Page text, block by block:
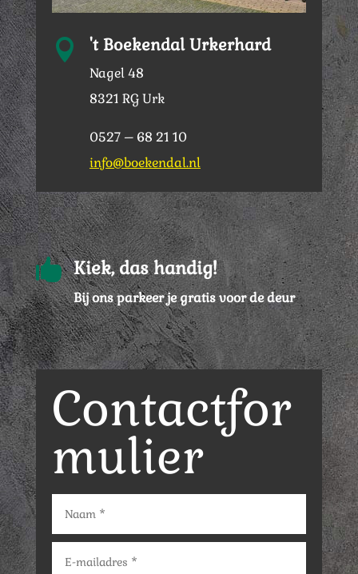
 't Boekendal Urkerhard
Nagel 48
8321 RG Urk
0527 – 68 21 10
info@boekendal.nl
 Kiek, das handig!
Bij ons parkeer je gratis voor de deur
Contactfor
mulier